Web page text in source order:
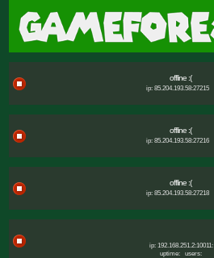
offline :(
ip: 85.204.193.58:27215
offline :(
ip: 85.204.193.58:27216
offline :(
ip: 85.204.193.58:27218
ip: 192.168.251.2:10011:
uptime:
users: